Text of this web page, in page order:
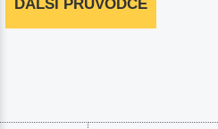
DALŠÍ PRŮVODCE